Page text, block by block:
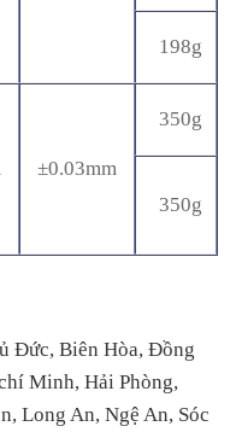
198g
±0.03mm
350g
350g
Đức, Biên Hòa, Đồng
Minh, Hải Phòng,
Long An, Ngệ An, Sóc